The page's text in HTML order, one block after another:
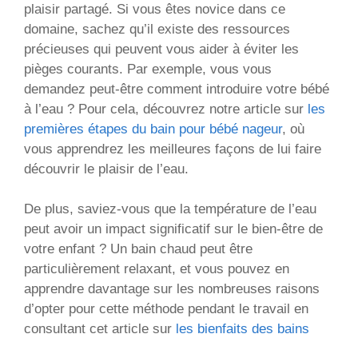
plaisir partagé. Si vous êtes novice dans ce
domaine, sachez qu’il existe des ressources
précieuses qui peuvent vous aider à éviter les
pièges courants. Par exemple, vous vous
demandez peut-être comment introduire votre bébé
à l’eau ? Pour cela, découvrez notre article sur les
premières étapes du bain pour bébé nageur, où
vous apprendrez les meilleures façons de lui faire
découvrir le plaisir de l’eau.
De plus, saviez-vous que la température de l’eau
peut avoir un impact significatif sur le bien-être de
votre enfant ? Un bain chaud peut être
particulièrement relaxant, et vous pouvez en
apprendre davantage sur les nombreuses raisons
d’opter pour cette méthode pendant le travail en
consultant cet article sur les bienfaits des bains